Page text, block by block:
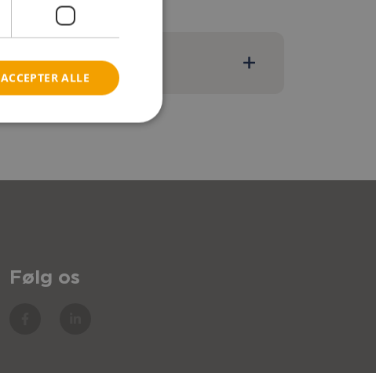
Følg os
ACCEPTER ALLE